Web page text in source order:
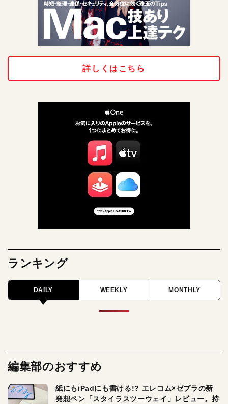
詳しくはこちら
ランキング
DAILY WEEKLY MONTHLY
編集部のおすすめ
紙にもiPadにも書ける!? エレコム×ゼブラの新
発想ペン「スタイラスツーウェイ」レビュー。持